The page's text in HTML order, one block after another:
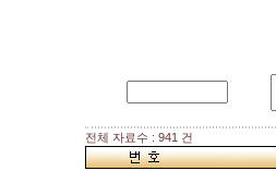
전체 자료수 : 941 건